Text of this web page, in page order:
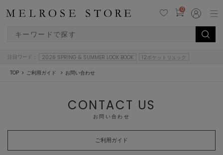
0
注目ワード： 2026 SPRING & SUMMER LOOK BOOK 12ポケットリュック
TOP ご利用ガイド お問い合わせ
CONTACT US
お問い合わせ
ご利用ガイド